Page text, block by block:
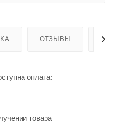
ОТЗЫВЫ
оплата:
товара